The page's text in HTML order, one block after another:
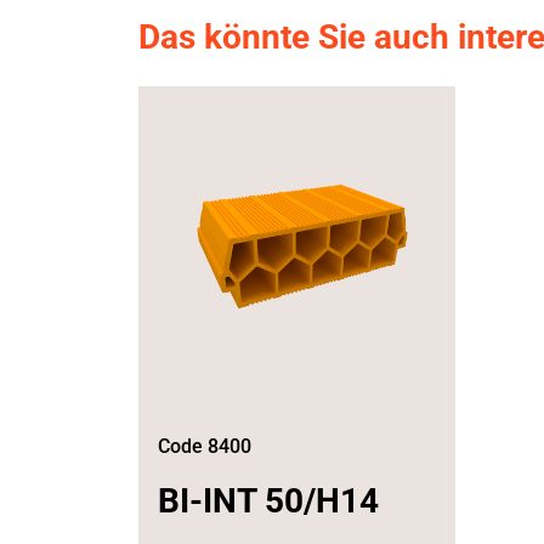
Das könnte Sie auch
Code 8400
BI-INT 50/H14